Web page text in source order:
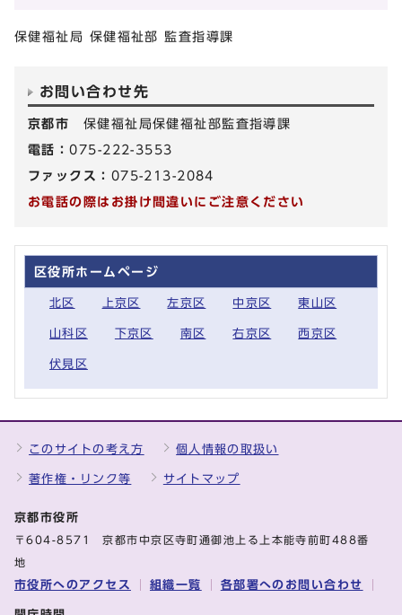
保健福祉局 保健福祉部 監査指導課
お問い合わせ先
京都市 保健福祉局保健福祉部監査指導課
電話：075-222-3553
ファックス： 075-213-2084
お電話の際はお掛け間違いにご注意ください
区役所ホームページ
北区 上京区 左京区 中京区 東山区
山科区 下京区 南区 右京区 西京区
伏見区
このサイトの考え方 個人情報の取扱い
著作権・リンク等 サイトマップ
京都市役所
〒604-8571 京都市中京区寺町通御池上る上本能寺前町488番
地
市役所へのアクセス 組織一覧 各部署へのお問い合わせ